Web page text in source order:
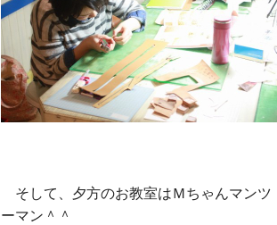
そして、夕方のお教室はＭちゃんマンツ
ーマン＾＾